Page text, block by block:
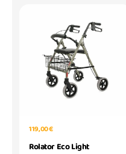
119,00 €
Rolator Eco Light